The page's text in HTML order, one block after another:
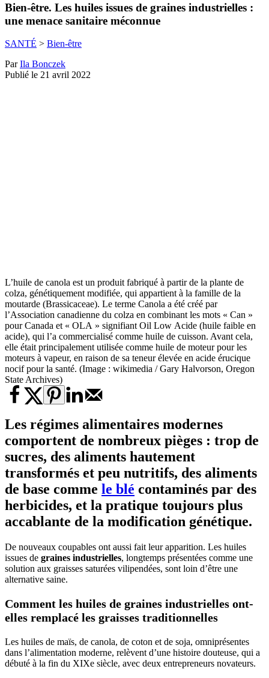
Bien-être. Les huiles issues de graines industrielles :
une menace sanitaire méconnue
SANTÉ > Bien-être
ParIla Bonczek
Publié le 21 avril 2022
L’huile de canola est un produit fabriqué à partir de la plante de
colza, génétiquement modifiée, qui appartient à la famille de la
moutarde (Brassicaceae). Le terme Canola a été créé par
l’Association canadienne du colza en combinant les mots « Can »
pour Canada et « OLA » signifiant Oil Low Acide (huile faible en
acide), qui l’a commercialisé comme huile de cuisson. Avant cela,
elle était principalement utilisée comme huile de moteur pour les
moteurs à vapeur, en raison de sa teneur élevée en acide érucique
nocif pour la santé. (Image : wikimedia / Gary Halvorson, Oregon
State Archives)
Les régimes alimentaires modernes
comportent de nombreux pièges : trop de
sucres, des aliments hautement
transformés et peu nutritifs, des aliments
de base comme le blé contaminés par des
herbicides, et la pratique toujours plus
accablante de la modification génétique.
De nouveaux coupables ont aussi fait leur apparition. Les huiles
issues de graines industrielles, longtemps présentées comme une
solution aux graisses saturées vilipendées, sont loin d’être une
alternative saine.
Comment les huiles de graines industrielles ont-
elles remplacé les graisses traditionnelles
Les huiles de maïs, de canola, de coton et de soja, omniprésentes
dans l’alimentation moderne, relèvent d’une histoire douteuse, qui a
débuté à la fin du XIXe siècle, avec deux entrepreneurs novateurs.